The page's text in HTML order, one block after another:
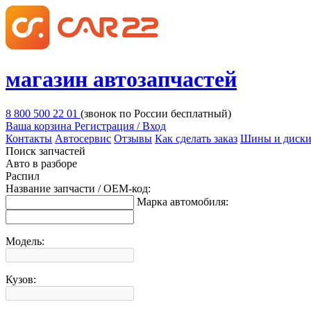
магазин автозапчастей
8 800 500 22 01 (звонок по России бесплатный)
Ваша корзина Регистрация / Вход
Контакты Автосервис Отзывы Как сделать заказ Шины и диски
Поиск запчастей
Авто в разборе
Распил
Название запчасти / OEM-код:
Марка автомобиля:
Модель:
Кузов: